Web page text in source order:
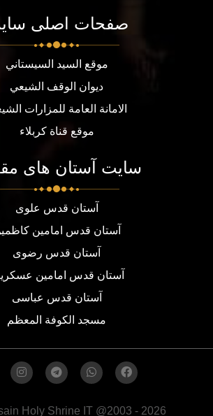
صفحات اصلی
موقع السيد السيستاني
ديوان الوقف الشيعي
الامانة العامة للمزارات
موقع قناة كربلاء
سایت آستان های
آستان قدس علوی
آستان قدس امامین
آستان قدس رضوی
آستان قدس امامین
آستان قدس عباسی
مسجد الكوفة المعظم
Holy Shrine IT @2003 - 2026